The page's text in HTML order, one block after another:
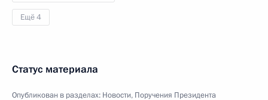
Ещё 4
Статус материала
Опубликован в разделах: Новости, Поручения Президента